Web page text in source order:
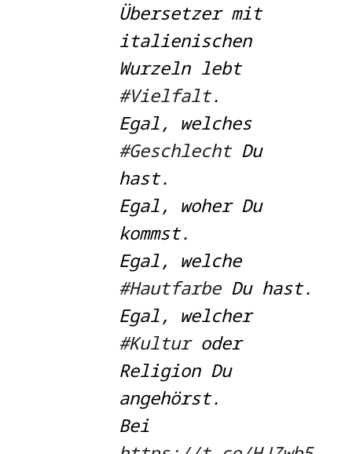
Übersetzer mit
italienischen
Wurzeln lebt
#Vielfalt.
Egal, welches
#GeschlechtDu
hast.
Egal, woher Du
kommst.
Egal, welche
#HautfarbeDu hast.
Egal, welcher
#Kulturoder
Religion Du
angehörst.
Bei